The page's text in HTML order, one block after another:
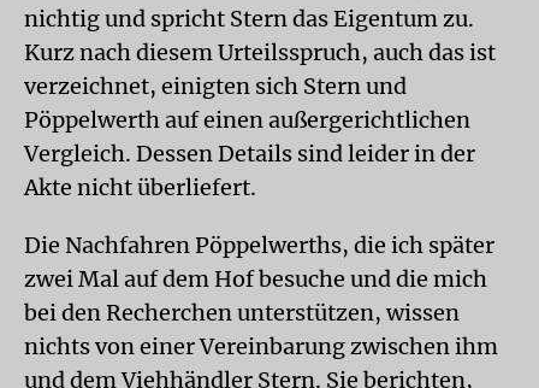
nichtig und spricht Stern das Eigentum zu.
Kurz nach diesem Urteilsspruch, auch das ist
verzeichnet, einigten sich Stern und
Pöppelwerth auf einen außergerichtlichen
Vergleich. Dessen Details sind leider in der
Akte nicht überliefert.
Die Nachfahren Pöppelwerths, die ich später
zwei Mal auf dem Hof besuche und die mich
bei den Recherchen unterstützen, wissen
nichts von einer Vereinbarung zwischen ihm
und dem Viehhändler Stern. Sie berichten,